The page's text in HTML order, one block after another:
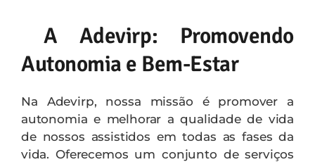
A Adevirp: Promovendo
Autonomia e Bem-Estar
Na Adevirp, nossa missão é promover a
autonomia e melhorar a qualidade de vida
de nossos assistidos em todas as fases da
vida. Oferecemos um conjunto de serviços